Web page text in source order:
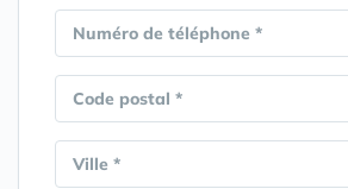
Numéro de téléphone *
Code postal *
Ville *